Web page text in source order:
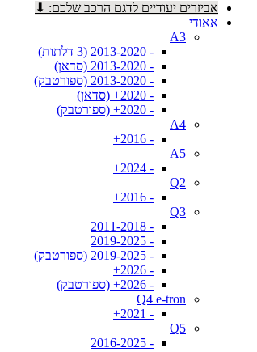
אביזרים יעודיים לדגם הרכב שלכם: ⬇
אאודי
A3
- 2013-2020 (3 דלתות)
- 2013-2020 (סדאן)
- 2013-2020 (ספורטבק)
- 2020+ (סדאן)
- 2020+ (ספורטבק)
A4
- 2016+
A5
- 2024+
Q2
- 2016+
Q3
- 2011-2018
- 2019-2025
- 2019-2025 (ספורטבק)
- 2026+
- 2026+ (ספורטבק)
Q4 e-tron
- 2021+
Q5
- 2016-2025